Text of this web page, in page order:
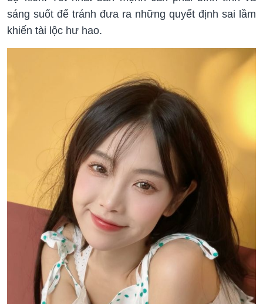
sáng suốt để tránh đưa ra những quyết định sai lầm
khiến tài lộc hư hao.